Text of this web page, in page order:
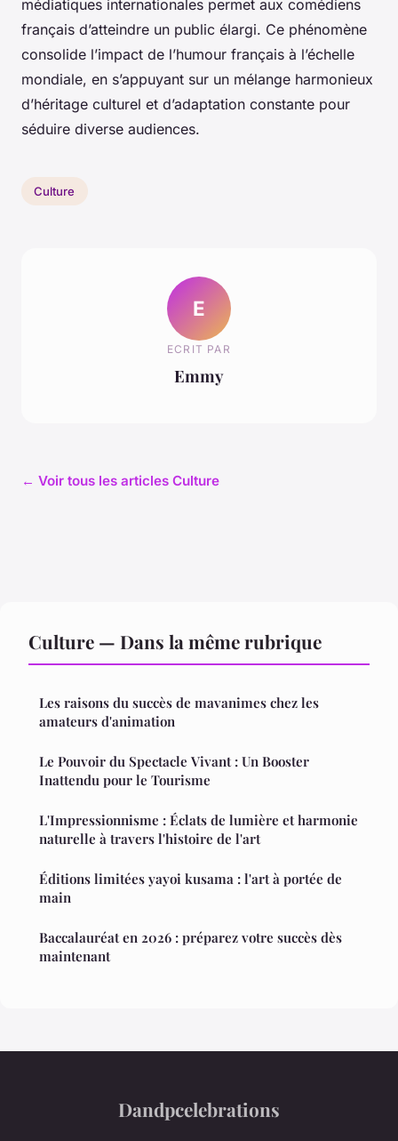
médiatiques internationales permet aux comédiens
français d’atteindre un public élargi. Ce phénomène
consolide l’impact de l’humour français à l’échelle
mondiale, en s’appuyant sur un mélange harmonieux
d’héritage culturel et d’adaptation constante pour
séduire diverse audiences.
Culture
E
ECRIT PAR
Emmy
← Voir tous les articles Culture
Culture — Dans la même rubrique
Les raisons du succès de mavanimes chez les
amateurs d'animation
Le Pouvoir du Spectacle Vivant : Un Booster
Inattendu pour le Tourisme
L'Impressionnisme : Éclats de lumière et harmonie
naturelle à travers l'histoire de l'art
Éditions limitées yayoi kusama : l'art à portée de
main
Baccalauréat en 2026 : préparez votre succès dès
maintenant
Dandpcelebrations